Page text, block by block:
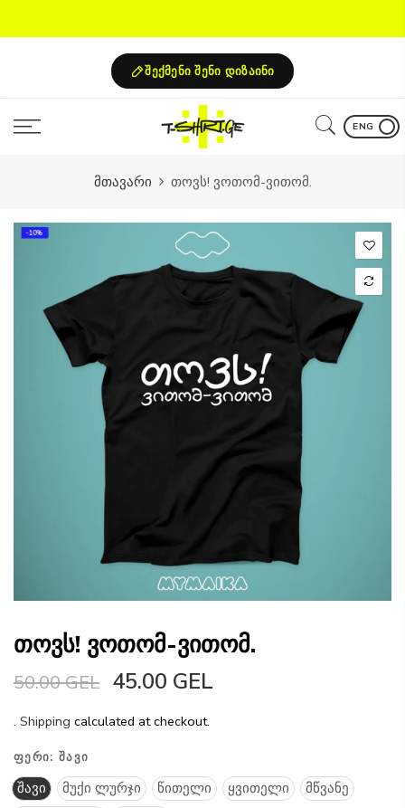
შექმენი შენი დიზაინი
ENG
მთავარი თოვს! ვოთომ-ვითომ.
-10%
თოვს! ვოთომ-ვითომ.
50.00 GEL 45.00 GEL
. Shipping calculated at checkout.
ᲤᲔᲠᲘ: ᲨᲐᲕᲘ
შავი მუქი ლურჯი წითელი ყვითელი
მწვანე